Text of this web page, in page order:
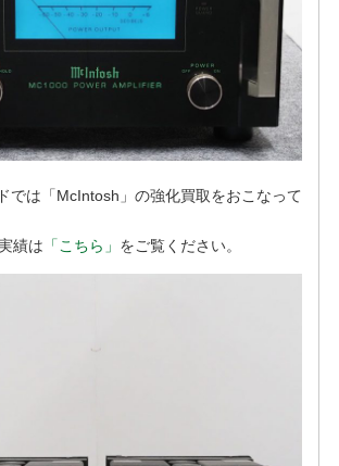
では「McIntosh」の強化買取をおこなって
績は 「こちら」 をご覧ください。